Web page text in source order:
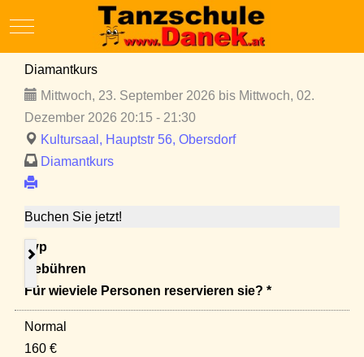
Mobile Menu Toggle
Diamantkurs
Mittwoch, 23. September 2026 bis Mittwoch, 02.
Dezember 2026 20:15 - 21:30
Kultursaal, Hauptstr 56, Obersdorf
Diamantkurs
Buchen Sie jetzt!
Typ
Gebühren
Für wieviele Personen reservieren sie? *
Normal
160 €